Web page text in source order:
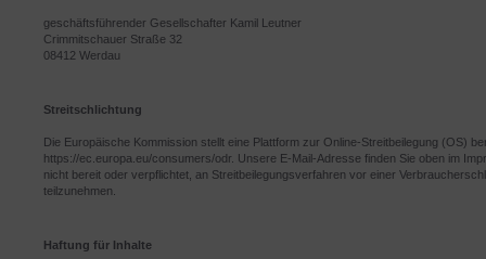
geschäftsführender Gesellschafter Kamil Leutner
Crimmitschauer Straße 32
08412 Werdau
Streitschlichtung
Die Europäische Kommission stellt eine Plattform zur Online-Streitbeilegung (OS)
https://ec.europa.eu/consumers/odr. Unsere E-Mail-Adresse finden Sie oben im
nicht bereit oder verpflichtet, an Streitbeilegungsverfahren vor einer
teilzunehmen.
Haftung für Inhalte